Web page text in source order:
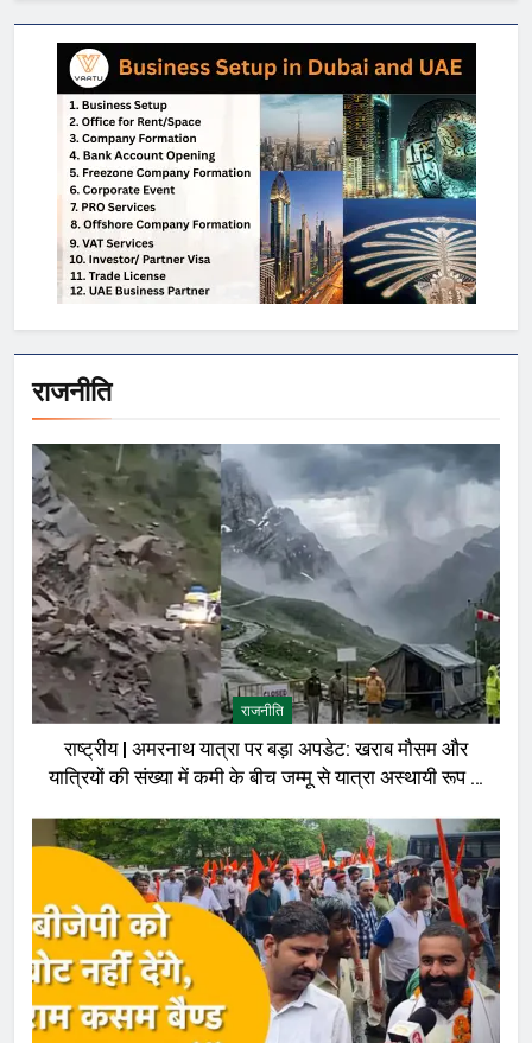
राजनीति
राजनीति
राष्ट्रीय | अमरनाथ यात्रा पर बड़ा अपडेट: खराब मौसम और
यात्रियों की संख्या में कमी के बीच जम्मू से यात्रा अस्थायी रूप से